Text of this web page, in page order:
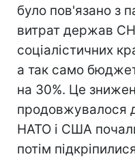
було пов'язано з
витрат держав
соціалістичних
а так само
на 30%. Це
продовжувалося
НАТО і США
потім